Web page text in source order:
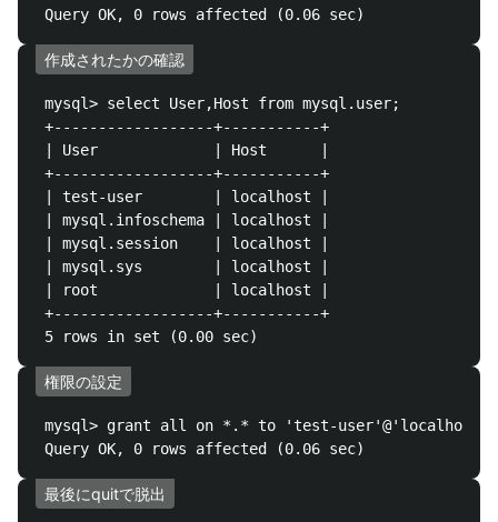
作成されたかの確認
mysql> select User,Host from mysql.user;
+------------------+-----------+
| User             | Host      |
+------------------+-----------+
| test-user        | localhost |
| mysql.infoschema | localhost |
| mysql.session    | localhost |
| mysql.sys        | localhost |
| root             | localhost |
+------------------+-----------+
権限の設定
mysql> grant all on *.* to 'test-user'@'localhost';
最後にquitで脱出